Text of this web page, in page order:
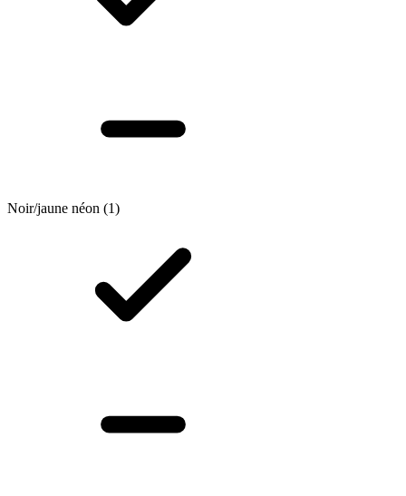
Noir/jaune néon (1)